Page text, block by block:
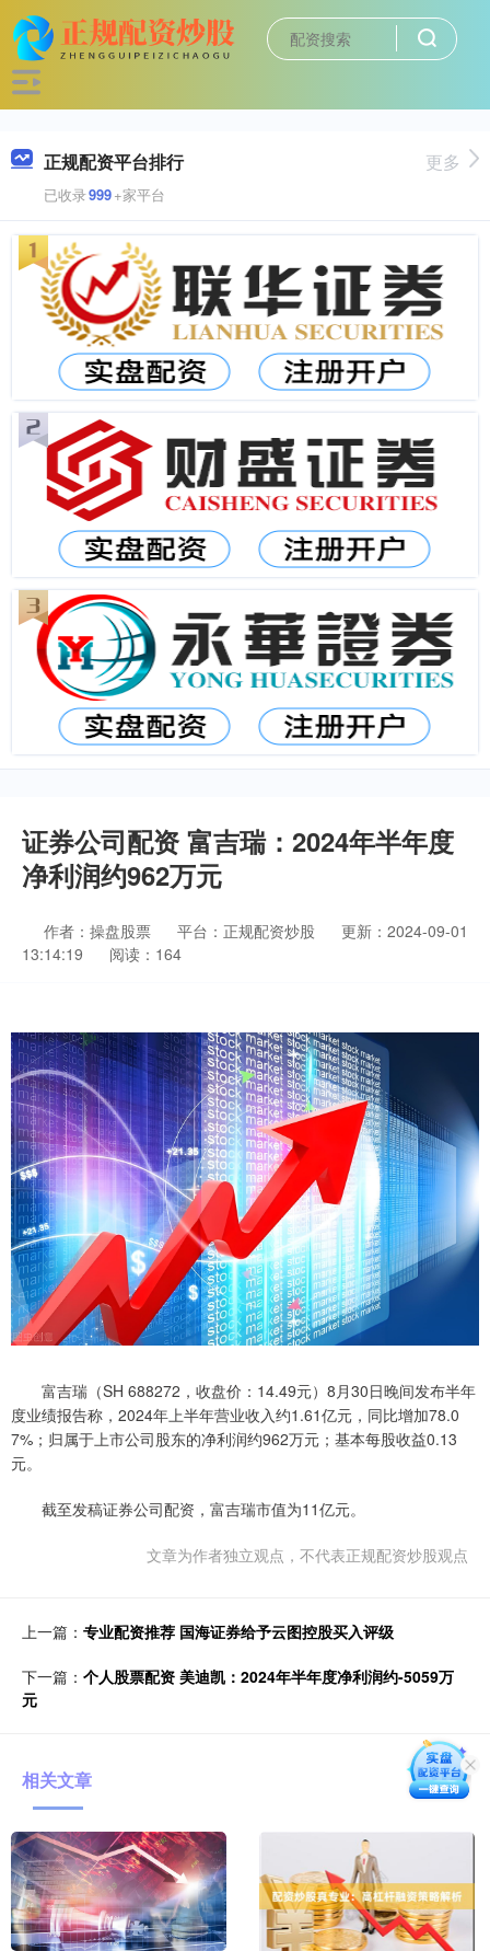
正规配资平台排行
已收录999+家平台
更多
证券公司配资 富吉瑞：2024年半年度
净利润约962万元
作者：操盘股票 平台：正规配资炒股
更新：2024-09-01
13:14:19
阅读：164
富吉瑞（SH 688272，收盘价：14.49元）8月30日晚间发布半年
度业绩报告称，2024年上半年营业收入约1.61亿元，同比增加78.0
7%；归属于上市公司股东的净利润约962万元；基本每股收益0.13
元。
截至发稿证券公司配资，富吉瑞市值为11亿元。
文章为作者独立观点，不代表正规配资炒股观点
上一篇： 专业配资推荐 国海证券给予云图控股买入评级
下一篇： 个人股票配资 美迪凯：2024年半年度净利润约-5059万
元
相关文章